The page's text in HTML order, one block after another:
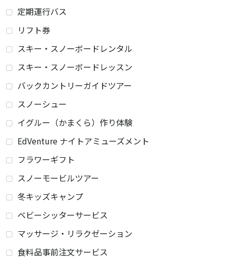
定期運行バス
リフト券
スキー・スノーボードレンタル
スキー・スノーボードレッスン
バックカントリーガイドツアー
スノーシュー
イグルー（かまくら）作り体験
EdVenture ナイトアミューズメント
フラワーギフト
スノーモービルツアー
冬キッズキャンプ
ベビーシッターサービス
マッサージ・リラクゼーション
食料品事前注文サービス